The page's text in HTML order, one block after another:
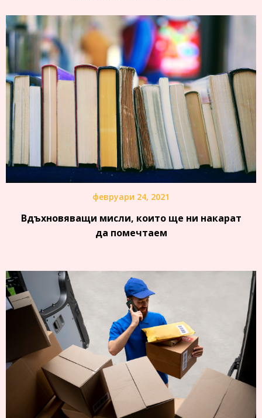
февруари 24, 2021
Вдъхновяващи мисли, които ще ни накарат
да помечтаем